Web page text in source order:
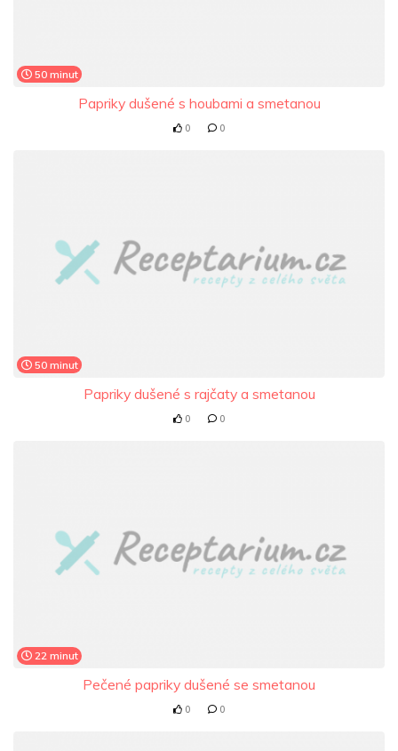
50 minut
Papriky dušené s houbami a smetanou
0 0
50 minut
Papriky dušené s rajčaty a smetanou
0 0
22 minut
Pečené papriky dušené se smetanou
0 0